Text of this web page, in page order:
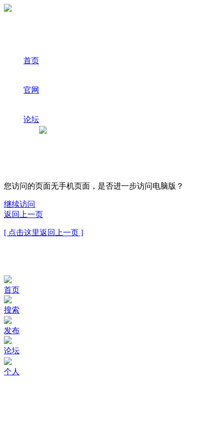
首页
官网
论坛
您访问的页面无手机页面，是否进一步访问电脑版？
继续访问
返回上一页
[ 点击这里返回上一页 ]
首页
搜索
发布
论坛
个人